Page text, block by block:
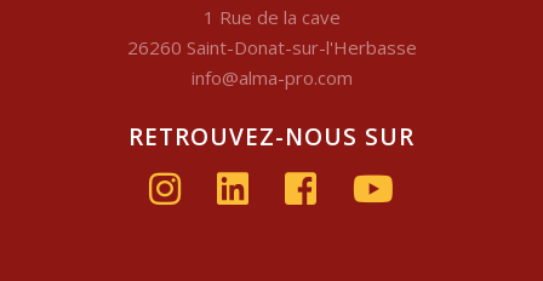
1 Rue de la cave
26260 Saint-Donat-sur-l'Herbasse
info@alma-pro.com
RETROUVEZ-NOUS SUR